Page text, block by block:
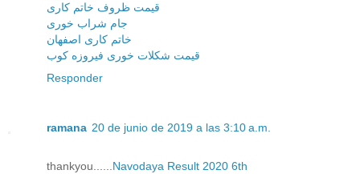
قیمت ظروف خاتم کاری
جام شراب خوری
خاتم کاری اصفهان
قیمت شکلات خوری فیروزه کوب
Responder
ramana 20 de junio de 2019 a las 3:10 a.m.
thankyou...... Navodaya Result 2020 6th